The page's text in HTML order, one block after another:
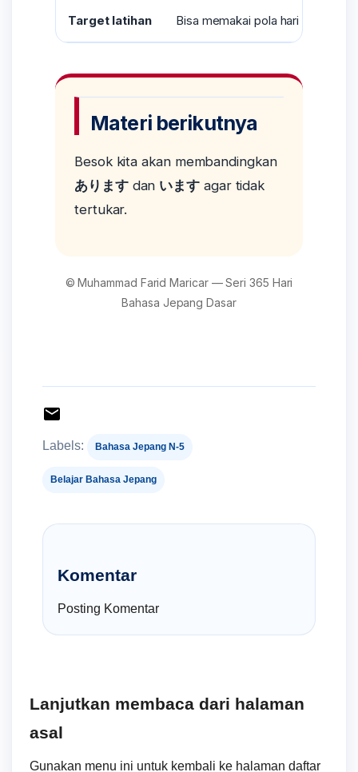
Target latihan Bisa memakai pola hari ini
Materi berikutnya
Besok kita akan membandingkan
ありますdan います agar tidak
tertukar.
© Muhammad Farid Maricar — Seri 365 Hari
Bahasa Jepang Dasar
Labels: Bahasa Jepang N-5
Belajar Bahasa Jepang
Komentar
Posting Komentar
Lanjutkan membaca dari halaman
asal
Gunakan menu ini untuk kembali ke halaman daftar